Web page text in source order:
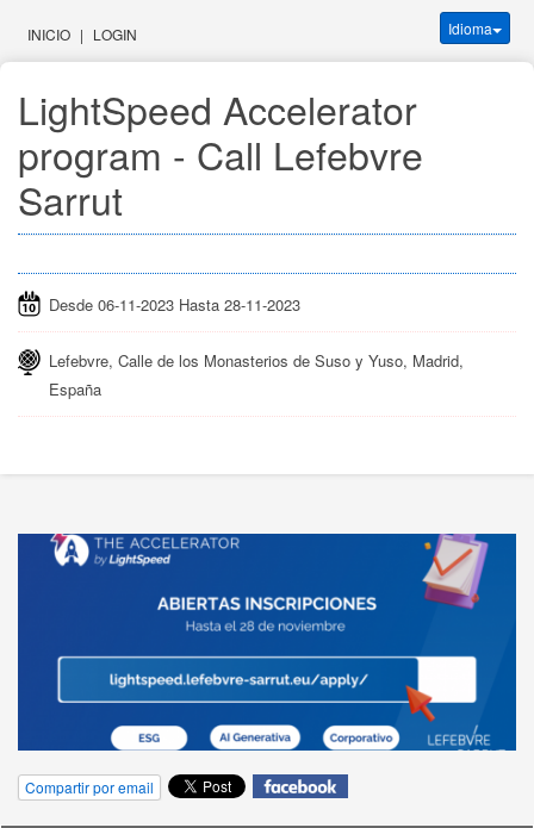
INICIO | LOGIN Idioma
LightSpeed Accelerator
program - Call Lefebvre
Sarrut
Desde 06-11-2023 Hasta 28-11-2023
Lefebvre, Calle de los Monasterios de Suso y Yuso, Madrid,
España
Compartir por email